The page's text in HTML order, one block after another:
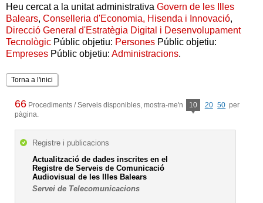
Heu cercat a la unitat administrativa Govern de les Illes
Balears, Conselleria d'Economia, Hisenda i Innovació,
Direcció General d'Estratègia Digital i Desenvolupament
Tecnològic Públic objetiu: Persones Públic objetiu:
Empreses Públic objetiu: Administracions.
Torna a l'inici
66 Procediments / Serveis disponibles, mostra-me'n 10 20 50 per
pàgina.
Registre i publicacions
Actualització de dades inscrites en el
Registre de Serveis de Comunicació
Audiovisual de les Illes Balears
Servei de Telecomunicacions